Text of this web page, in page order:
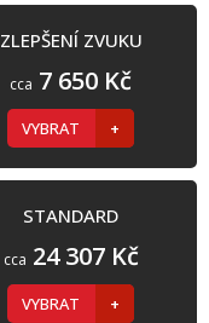
ZLEPŠENÍ ZVUKU
cca 7 650 Kč
VYBRAT
STANDARD
cca 24 307 Kč
VYBRAT